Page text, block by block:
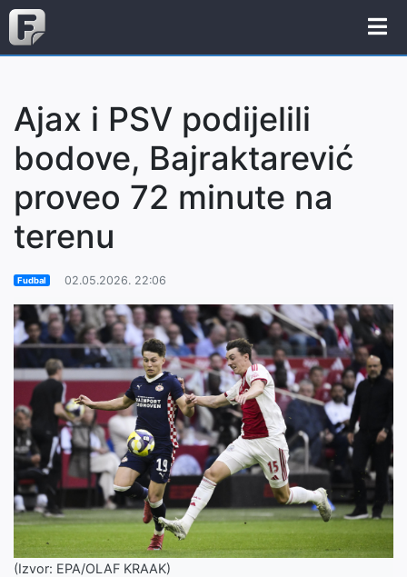
Ajax i PSV podijelili
bodove, Bajraktarević
proveo 72 minute na
terenu
Fudbal 02.05.2026. 22:06
(Izvor: EPA/OLAF KRAAK)